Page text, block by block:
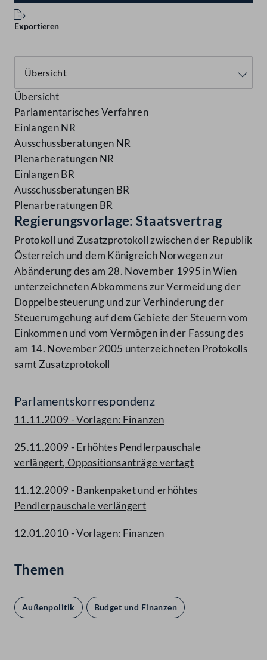
Exportieren
Übersicht
Parlamentarisches Verfahren
Einlangen NR
Ausschussberatungen NR
Plenarberatungen NR
Einlangen BR
Ausschussberatungen BR
Plenarberatungen BR
Regierungsvorlage: Staatsvertrag
Protokoll und Zusatzprotokoll zwischen der Republik
Österreich und dem Königreich Norwegen zur
Abänderung des am 28. November 1995 in Wien
unterzeichneten Abkommens zur Vermeidung der
Doppelbesteuerung und zur Verhinderung der
Steuerumgehung auf dem Gebiete der Steuern vom
Einkommen und vom Vermögen in der Fassung des
am 14. November 2005 unterzeichneten Protokolls
samt Zusatzprotokoll
Parlamentskorrespondenz
11.11.2009 - Vorlagen: Finanzen
25.11.2009 - Erhöhtes Pendlerpauschale
verlängert, Oppositionsanträge vertagt
11.12.2009 - Bankenpaket und erhöhtes
Pendlerpauschale verlängert
12.01.2010 - Vorlagen: Finanzen
Themen
Außenpolitik Budget und Finanzen